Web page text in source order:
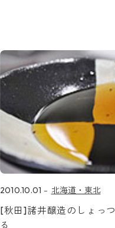
2010.10.01 北海道・東北
[秋田]諸井醸造のしょっつ
る